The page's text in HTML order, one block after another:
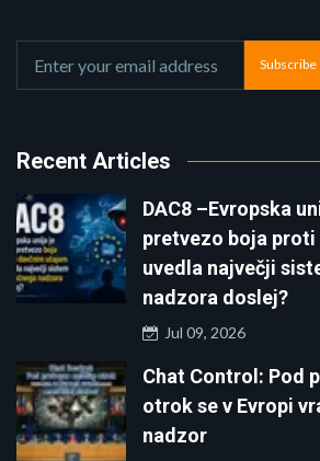
Subscribe
Recent Articles
DAC8 –Evropska
pretvezo boja
uvedla največji
nadzora doslej?
Jul 09, 2026
Chat Control: Pod
otrok se v Evropi
nadzor